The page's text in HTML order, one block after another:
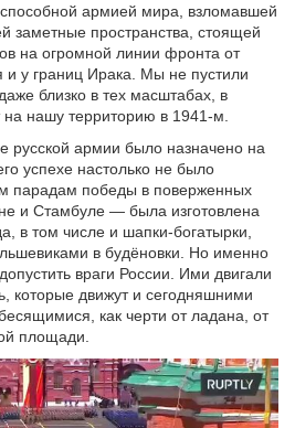
армией мира, взломавшей
заметные пространства, стоящей
на огромной линии фронта от
и у границ Ирака. Мы не пустили
близко в тех масштабах, в
нашу территорию в 1941-м.
русской армии было назначено на
успехе настолько не было
парадам победы в поверженных
и Стамбуле — была изготовлена
в том числе и шапки-богатырки,
в будёновки. Но именно
враги России. Ими двигали
которые движут и сегодняшними
как черти от ладана, от
площади.